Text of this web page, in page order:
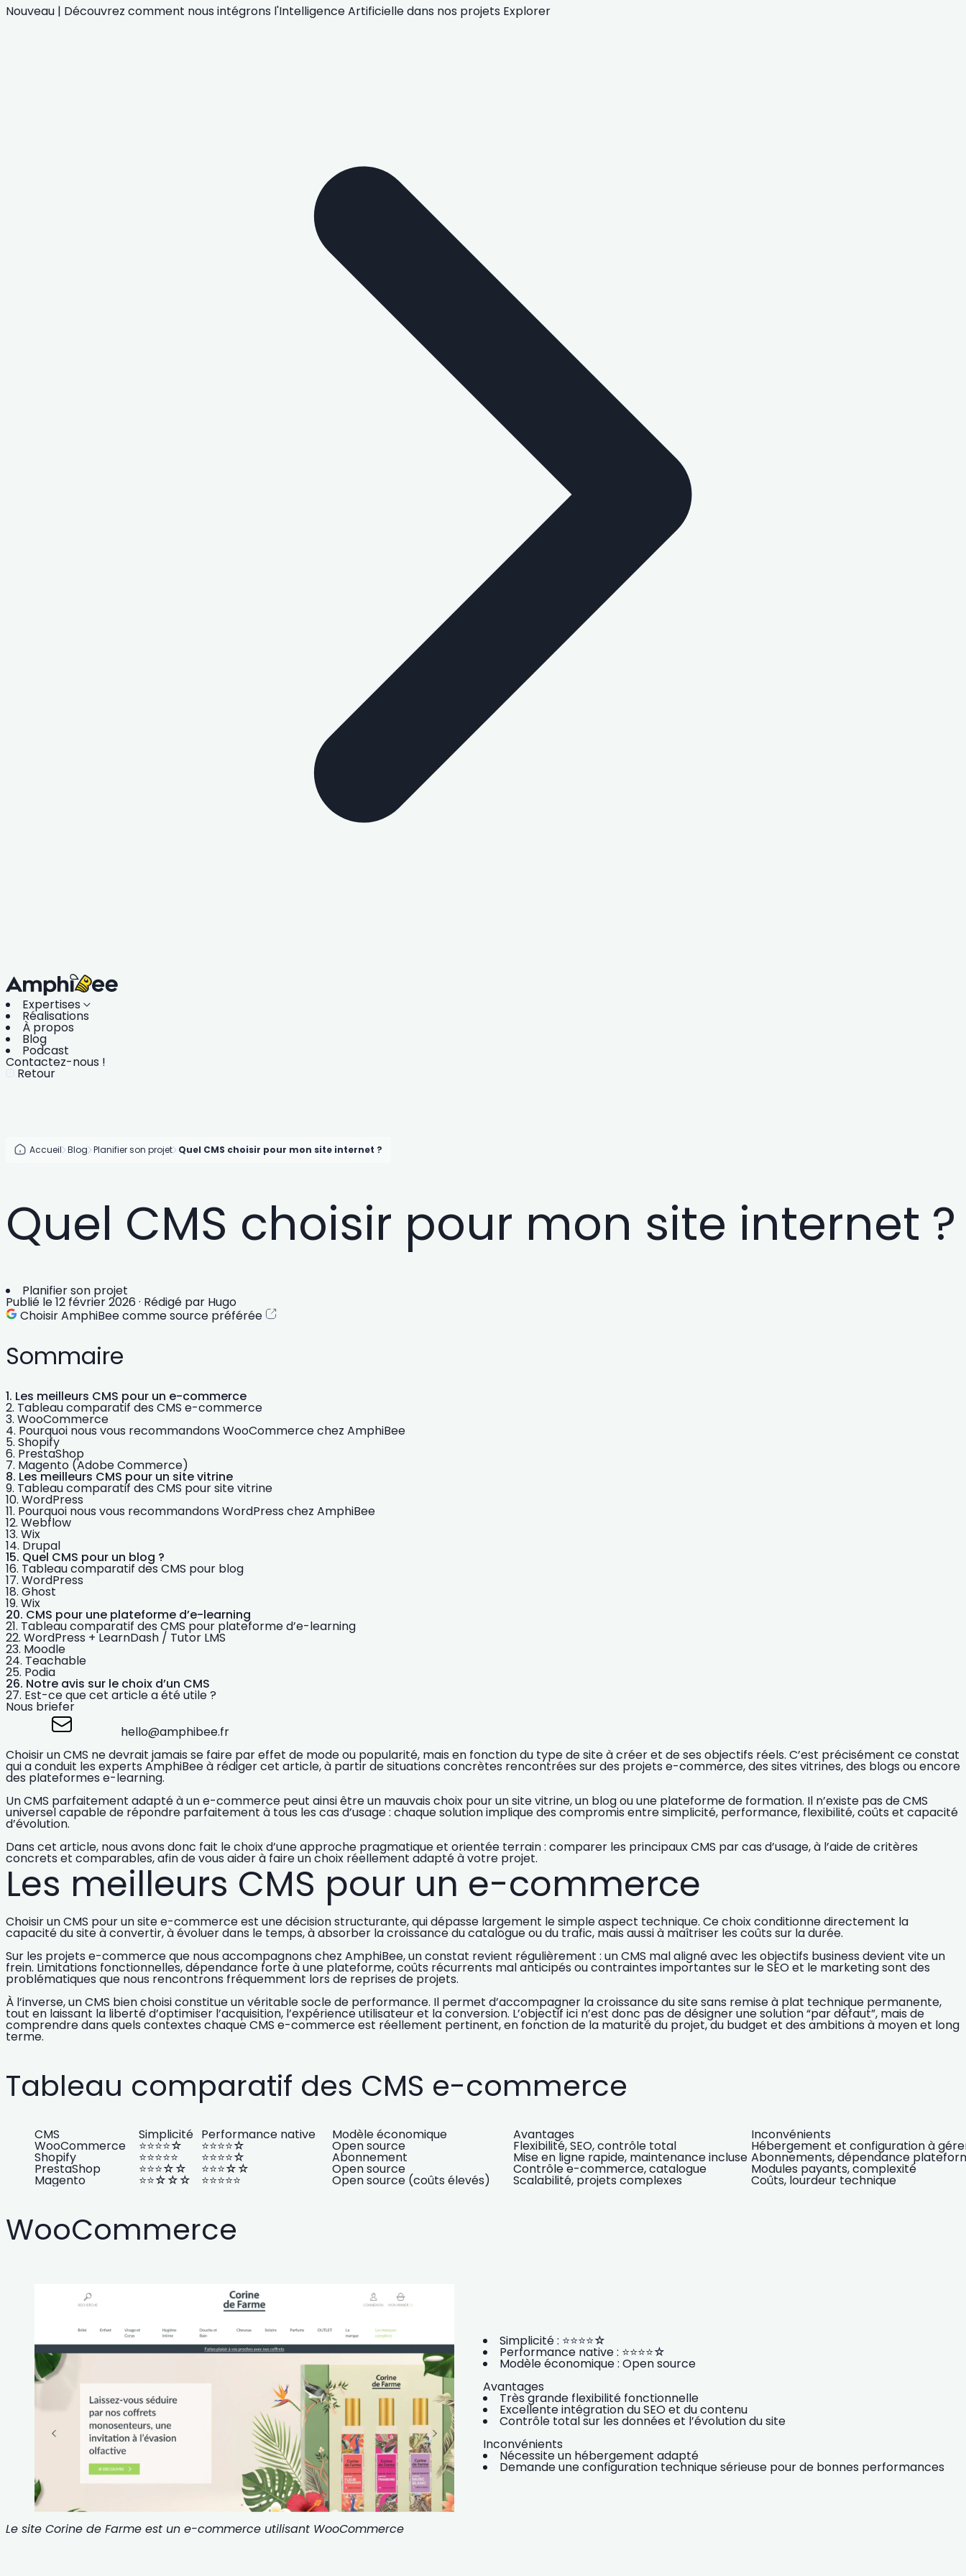
Nouveau | Découvrez comment nous intégrons l'Intelligence Artificielledans nos projets Explorer
Expertises
Réalisations
À propos
Blog
Podcast
Contactez-nous !
Retour
Accueil Blog Planifier son projet Quel CMS choisir pour mon site internet ?
Quel CMS choisir pour mon site internet ?
Planifier son projet
Publié le12 février 2026 · Rédigé par Hugo
Choisir AmphiBee comme source préférée
Sommaire
Les meilleurs CMS pour un e-commerce
Tableau comparatif des CMS e-commerce
WooCommerce
Pourquoi nous vous recommandons WooCommerce chez AmphiBee
Shopify
PrestaShop
Magento (Adobe Commerce)
Les meilleurs CMS pour un site vitrine
Tableau comparatif des CMS pour site vitrine
WordPress
Pourquoi nous vous recommandons WordPress chez AmphiBee
Webflow
Wix
Drupal
Quel CMS pour un blog ?
Tableau comparatif des CMS pour blog
WordPress
Ghost
Wix
CMS pour une plateforme d’e-learning
Tableau comparatif des CMS pour plateforme d’e-learning
WordPress + LearnDash / Tutor LMS
Moodle
Teachable
Podia
Notre avis sur le choix d’un CMS
Est-ce que cet article a été utile ?
Nous briefer
hello@amphibee.fr
Choisir un CMS ne devrait jamais se faire par effet de mode ou popularité, mais en fonction du type de site à créeret de ses objectifs réels. C’est précisément ce constat
qui a conduit les experts AmphiBee à rédiger cet article, à partir de situations concrètes rencontrées sur des projets e-commerce, des sites vitrines, des blogs ou encore
des plateformes e-learning.
Un CMS parfaitement adapté à un e-commerce peut ainsi êtreun mauvais choix pour un site vitrine, un blog ou une plateforme de formation. Il n’existe pas de CMS
universel capable de répondre parfaitement à tous les cas d’usage : chaque solution implique des compromis entre simplicité, performance, flexibilité, coûts et capacité
d’évolution.
Dans cet article, nous avons donc fait le choix d’uneapproche pragmatique et orientée terrain: comparer les principaux CMS par cas d’usage, à l’aide decritères
concrets et comparables, afin de vous aider à faire un choix réellement adapté à votre projet.
Les meilleurs CMS pour un e-commerce
Choisir un CMS pour unsite e-commerceest une décision structurante, qui dépasse largement le simple aspect technique. Ce choix conditionne directement la
capacité du site à convertir, à évoluer dans le temps, à absorber la croissance du catalogue ou du trafic, mais aussi à maîtriser les coûts sur la durée.
Sur les projets e-commerce que nous accompagnons chez AmphiBee, un constat revient régulièrement : un CMS mal aligné avec les objectifs business devient vite un
frein. Limitations fonctionnelles, dépendance forte à une plateforme, coûts récurrents mal anticipés ou contraintes importantes sur le SEO et le marketing sont des
problématiques que nous rencontrons fréquemment lors de reprises de projets.
À l’inverse, un CMS bien choisi constitue un véritable socle de performance. Il permet d’accompagner la croissance du site sans remise à plat technique permanente,
tout en laissant la liberté d’optimiser l’acquisition, l’expérience utilisateuret la conversion. L’objectif ici n’est donc pas de désigner une solution “par défaut”, mais de
comprendre dans quels contextes chaque CMS e-commerce est réellement pertinent, en fonction de la maturité du projet, du budget et des ambitions à moyen et long
terme.
Tableau comparatif des CMS e-commerce
CMS Simplicité Performance native Modèle économique Avantages Inconvénients
WooCommerce ⭐⭐⭐⭐☆ ⭐⭐⭐⭐☆ Open source Flexibilité, SEO, contrôle total Hébergement et configuration à
Shopify ⭐⭐⭐⭐⭐ ⭐⭐⭐⭐☆ Abonnement Mise en ligne rapide, maintenance incluse Abonnements, dépendance
PrestaShop ⭐⭐⭐☆☆ ⭐⭐⭐☆☆ Open source Contrôle e-commerce, catalogue Modules payants, complexité
Magento ⭐⭐☆☆☆ ⭐⭐⭐⭐⭐ Open source (coûts élevés) Scalabilité, projets complexes Coûts, lourdeur technique
WooCommerce
Le site Corine de Farme est un e-commerce utilisant WooCommerce
Simplicité : ⭐⭐⭐⭐☆
Performance native : ⭐⭐⭐⭐☆
Modèle économique : Open source
Avantages
Très grande flexibilité fonctionnelle
Excellente intégration du SEO et du contenu
Contrôle total sur les données et l’évolution du site
Inconvénients
Nécessite un hébergement adapté
Demande une configuration technique sérieuse pour de bonnes performances